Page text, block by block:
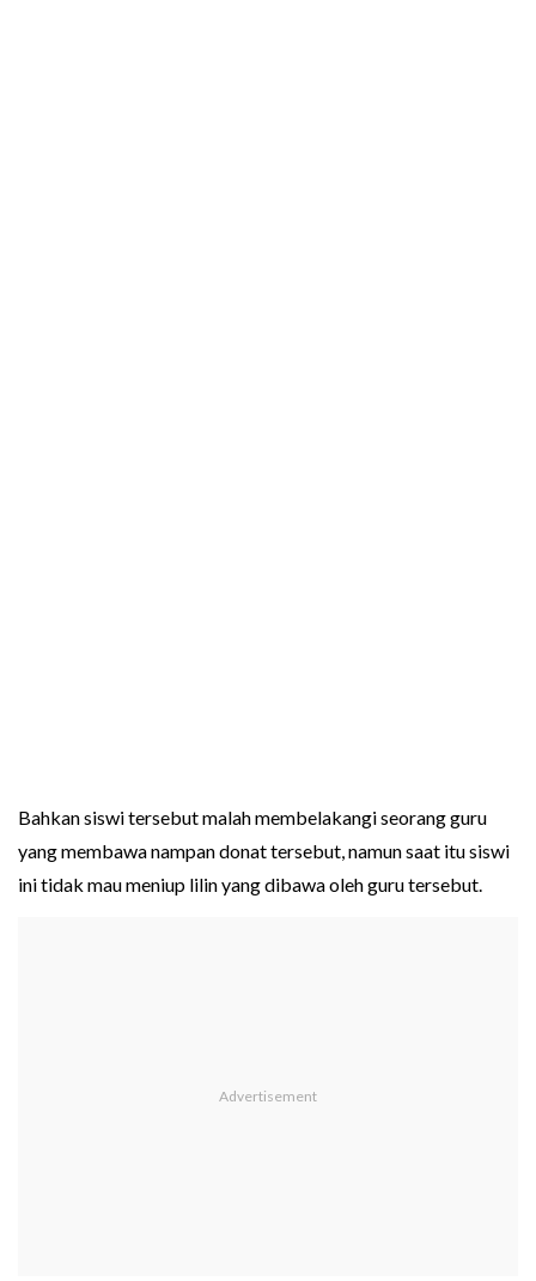
Bahkan siswi tersebut malah membelakangi seorang guru
yang membawa nampan donat tersebut, namun saat itu siswi
ini tidak mau meniup lilin yang dibawa oleh guru tersebut.